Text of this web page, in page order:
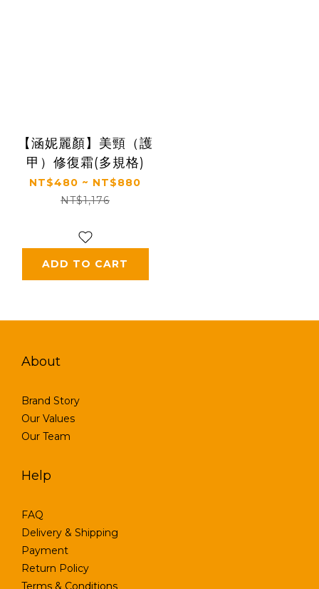
【涵妮麗顏】美頸（護
甲）修復霜(多規格)
NT$480 ~ NT$880
NT$1,176
ADD TO CART
About
Brand Story
Our Values
Our Team
Help
FAQ
Delivery & Shipping
Payment
Return Policy
Terms & Conditions